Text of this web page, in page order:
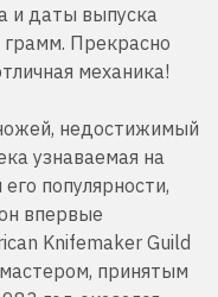
и даты выпуска
Прекрасно
механика!
недостижимый
узнаваемая на
популярности,
впервые
Knifemaker Guild
принятым